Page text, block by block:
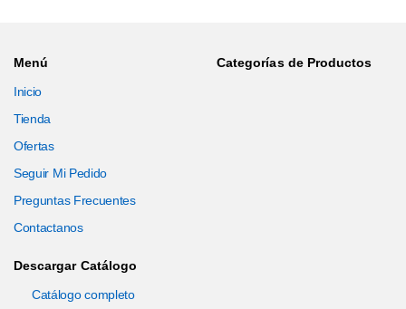
Menú
Inicio
Tienda
Ofertas
Seguir Mi Pedido
Preguntas Frecuentes
Contactanos
Categorías de Productos
Descargar Catálogo
Catálogo completo